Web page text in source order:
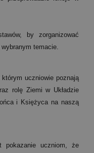
by zorganizować
temacie.
uczniowie poznają
rolę Ziemi w Układzie
i Księżyca na naszą
pokazanie uczniom, że